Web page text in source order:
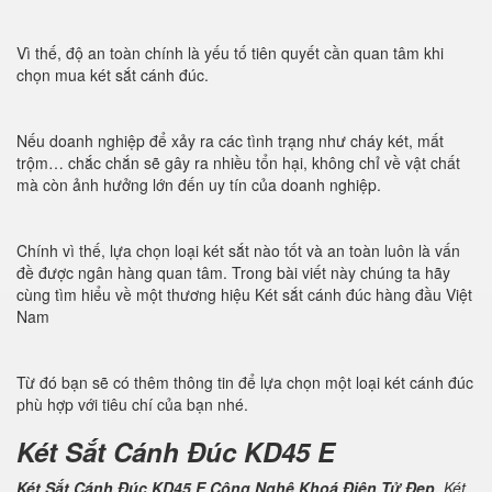
Vì thế, độ an toàn chính là yếu tố tiên quyết cần quan tâm khi
chọn mua két sắt cánh đúc.
Nếu doanh nghiệp để xảy ra các tình trạng như cháy két, mất
trộm… chắc chắn sẽ gây ra nhiều tổn hại, không chỉ về vật chất
mà còn ảnh hưởng lớn đến uy tín của doanh nghiệp.
Chính vì thế, lựa chọn loại két sắt nào tốt và an toàn luôn là vấn
đề được ngân hàng quan tâm. Trong bài viết này chúng ta hãy
cùng tìm hiểu về một thương hiệu Két sắt cánh đúc hàng đầu Việt
Nam
Từ đó bạn sẽ có thêm thông tin để lựa chọn một loại két cánh đúc
phù hợp với tiêu chí của bạn nhé.
Két Sắt Cánh Đúc KD45 E